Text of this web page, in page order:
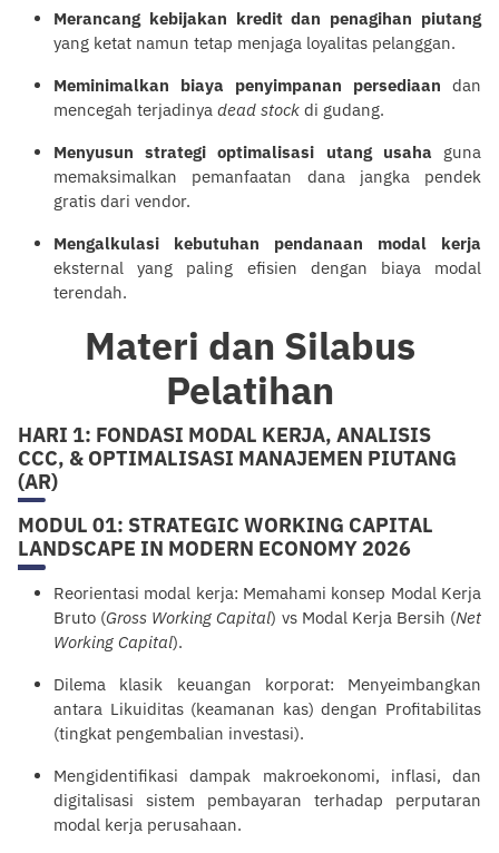
Merancang kebijakan kredit dan penagihan piutang
yang ketat namun tetap menjaga loyalitas pelanggan.
Meminimalkan biaya penyimpanan persediaan dan
mencegah terjadinya dead stock di gudang.
Menyusun strategi optimalisasi utang usaha guna
memaksimalkan pemanfaatan dana jangka pendek
gratis dari vendor.
Mengalkulasi kebutuhan pendanaan modal kerja
eksternal yang paling efisien dengan biaya modal
terendah.
Materi dan Silabus
Pelatihan
HARI 1: FONDASI MODAL KERJA, ANALISIS
CCC, & OPTIMALISASI MANAJEMEN PIUTANG
(AR)
MODUL 01: STRATEGIC WORKING CAPITAL
LANDSCAPE IN MODERN ECONOMY 2026
Reorientasi modal kerja: Memahami konsep Modal Kerja
Bruto (Gross Working Capital) vs Modal Kerja Bersih (Net
Working Capital).
Dilema klasik keuangan korporat: Menyeimbangkan
antara Likuiditas (keamanan kas) dengan Profitabilitas
(tingkat pengembalian investasi).
Mengidentifikasi dampak makroekonomi, inflasi, dan
digitalisasi sistem pembayaran terhadap perputaran
modal kerja perusahaan.